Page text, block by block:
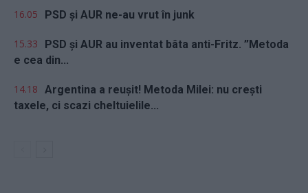
16.05 PSD și AUR ne-au vrut în junk
15.33
PSD și AUR au inventat bâta anti-Fritz. ”Metoda
e cea din...
14.18 Argentina a reușit! Metoda Milei: nu crești
taxele, ci scazi cheltuielile...